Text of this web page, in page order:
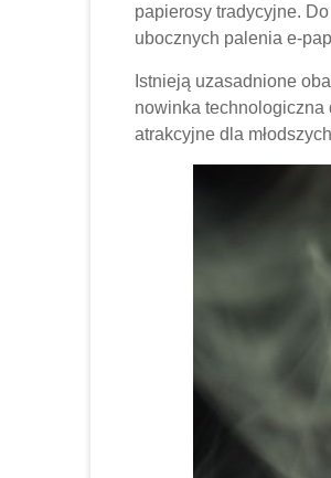
papierosy tradycyjne.
ubocznych palenia e-
Istnieją uzasadnione
nowinka technologiczna
atrakcyjne dla